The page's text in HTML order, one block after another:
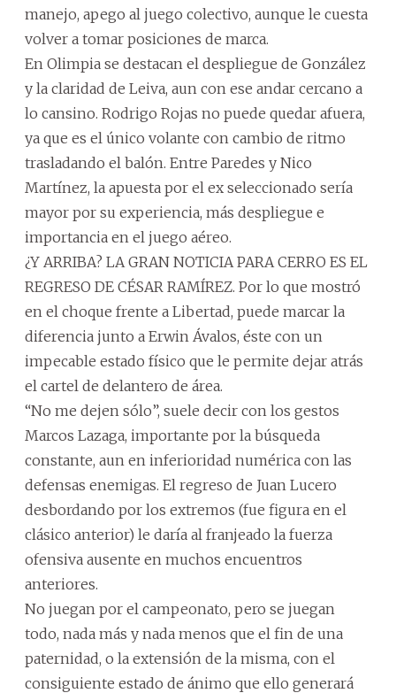
manejo, apego al juego colectivo, aunque le cuesta
volver a tomar posiciones de marca.
En Olimpia se destacan el despliegue de González
y la claridad de Leiva, aun con ese andar cercano a
lo cansino. Rodrigo Rojas no puede quedar afuera,
ya que es el único volante con cambio de ritmo
trasladando el balón. Entre Paredes y Nico
Martínez, la apuesta por el ex seleccionado sería
mayor por su experiencia, más despliegue e
importancia en el juego aéreo.
¿Y ARRIBA? LA GRAN NOTICIA PARA CERRO ES EL
REGRESO DE CÉSAR RAMÍREZ. Por lo que mostró
en el choque frente a Libertad, puede marcar la
diferencia junto a Erwin Ávalos, éste con un
impecable estado físico que le permite dejar atrás
el cartel de delantero de área.
“No me dejen sólo”, suele decir con los gestos
Marcos Lazaga, importante por la búsqueda
constante, aun en inferioridad numérica con las
defensas enemigas. El regreso de Juan Lucero
desbordando por los extremos (fue figura en el
clásico anterior) le daría al franjeado la fuerza
ofensiva ausente en muchos encuentros
anteriores.
No juegan por el campeonato, pero se juegan
todo, nada más y nada menos que el fin de una
paternidad, o la extensión de la misma, con el
consiguiente estado de ánimo que ello generará